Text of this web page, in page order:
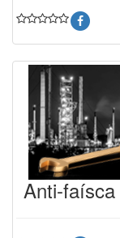
Anti-faísca